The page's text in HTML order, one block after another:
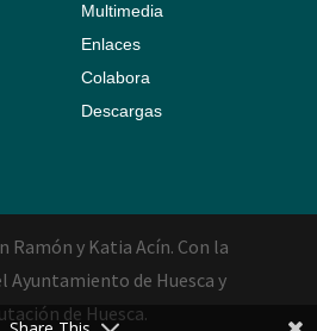
Multimedia
Enlaces
Colabora
Descargas
Ramón y Katia Acín. Con la
Ayuntamiento de Huesca y
de Huesca.